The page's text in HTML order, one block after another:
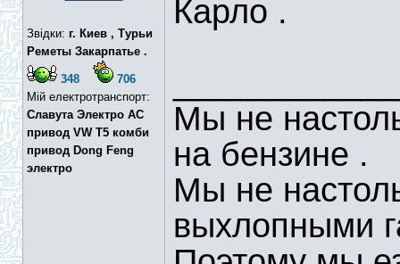
Звідки: г. Киев , Турьи
Реметы Закарпатье .
348
706
Мій електротранспорт:
Славута Электро АС
привод VW T5 комби
привод Dong Feng
электро
Карло .
Мы не
на бензине .
Мы не
выхлопными